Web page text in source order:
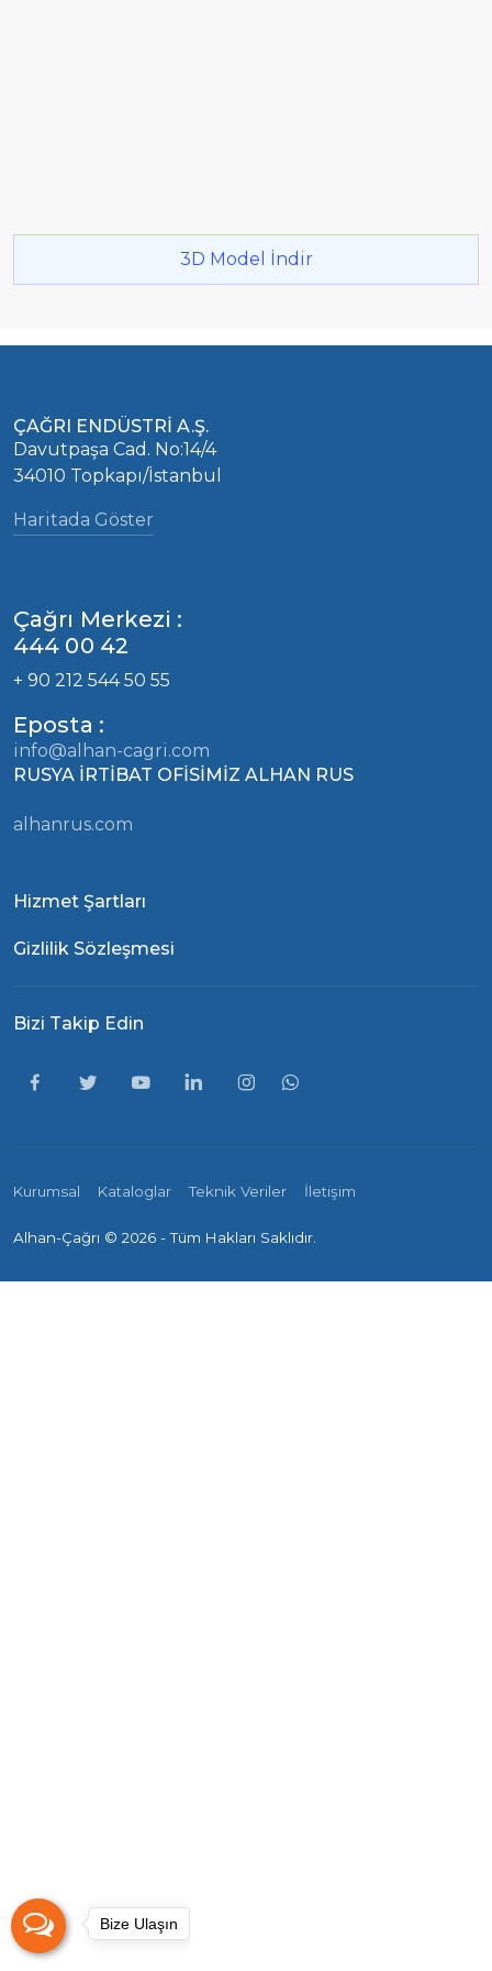
3D Model İndir
Bize Ulaşın
ÇAĞRI ENDÜSTRİ A.Ş.
Davutpaşa Cad. No:14/4
34010 Topkapı/İstanbul
Haritada Göster
Çağrı Merkezi :
444 00 42
+ 90 212 544 50 55
Eposta :
info@alhan-cagri.com
RUSYA İRTİBAT OFİSİMİZ ALHAN RUS
alhanrus.com
Hizmet Şartları
Gizlilik Sözleşmesi
Bizi Takip Edin
Kurumsal Kataloglar Teknik Veriler İletişim
Alhan-Çağrı © 2026 - Tüm Hakları Saklıdır.